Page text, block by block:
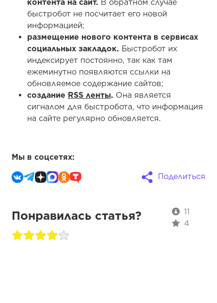
контента на сайт. В обратном случае
быстробот не посчитает его новой
информацией;
размещение нового контента в сервисах
социальных закладок. Быстробот их
индексирует постоянно, так как там
ежеминутно появляются ссылки на
обновляемое содержание сайтов;
создание RSS ленты. Она является
сигналом для быстробота, что информация
на сайте регулярно обновляется.
Мы в соцсетях:
Поделиться
Понравилась статья?
11
4